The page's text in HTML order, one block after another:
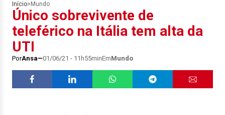
Início> Mundo
Único sobrevivente de
teleférico na Itália tem alta da
UTI
PorAnsa 01/06/21 - 11h55minEmMundo